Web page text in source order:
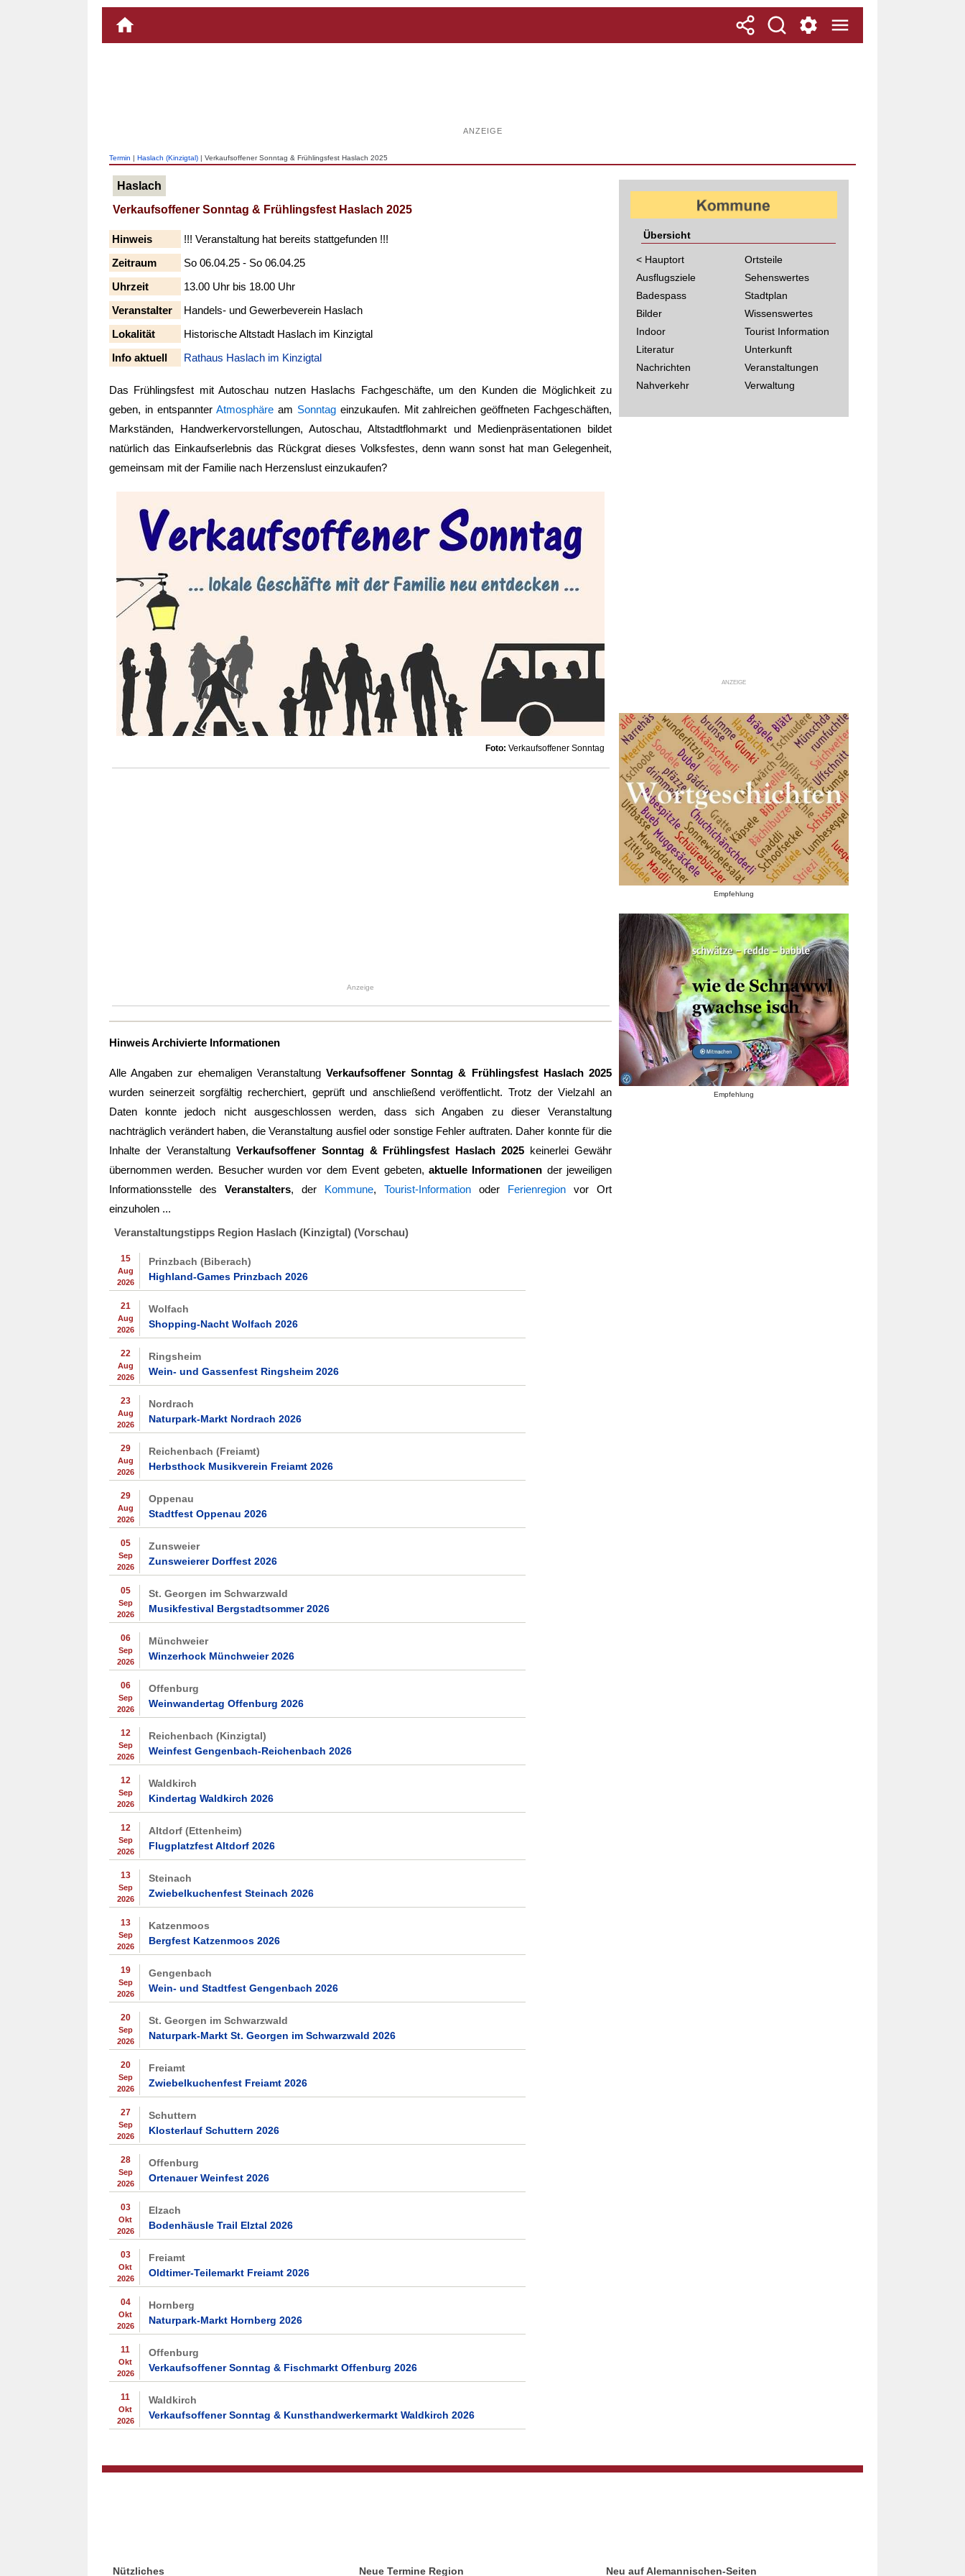
ANZEIGE
Termin | Haslach (Kinzigtal) | Verkaufsoffener Sonntag & Frühlingsfest Haslach 2025
Haslach
Verkaufsoffener Sonntag & Frühlingsfest Haslach 2025
Hinweis
!!! Veranstaltung hat bereits stattgefunden !!!
Zeitraum
So 06.04.25 - So 06.04.25
Uhrzeit
13.00 Uhr bis 18.00 Uhr
Veranstalter
Handels- und Gewerbeverein Haslach
Lokalität
Historische Altstadt Haslach im Kinzigtal
Info aktuell
Rathaus Haslach im Kinzigtal
Das Frühlingsfest mit Autoschau nutzen Haslachs Fachgeschäfte, um den Kunden die Möglichkeit zu
geben, in entspannterAtmosphäre am Sonntag einzukaufen. Mit zahlreichen geöffneten Fachgeschäften,
Markständen, Handwerkervorstellungen, Autoschau, Altstadtflohmarkt und Medienpräsentationen bildet
natürlich das Einkaufserlebnis das Rückgrat dieses Volksfestes, denn wann sonst hat man Gelegenheit,
gemeinsam mit der Familie nach Herzenslust einzukaufen?
Foto: Verkaufsoffener Sonntag
Anzeige
Hinweis Archivierte Informationen
Alle Angaben zur ehemaligen Veranstaltung Verkaufsoffener Sonntag & Frühlingsfest Haslach 2025
wurden seinerzeit sorgfältig recherchiert, geprüft und anschließend veröffentlicht. Trotz der Vielzahl an
Daten konnte jedoch nicht ausgeschlossen werden, dass sich Angaben zu dieser Veranstaltung
nachträglich verändert haben, die Veranstaltung ausfiel oder sonstige Fehler auftraten. Daher konnte für die
Inhalte der Veranstaltung Verkaufsoffener Sonntag & Frühlingsfest Haslach 2025 keinerlei Gewähr
übernommen werden. Besucher wurden vor dem Event gebeten, aktuelle Informationen der jeweiligen
Informationsstelle des Veranstalters, der Kommune, Tourist-Information oder Ferienregion vor Ort
einzuholen ...
Veranstaltungstipps Region Haslach (Kinzigtal) (Vorschau)
15
Aug
2026
Prinzbach (Biberach)
Highland-Games Prinzbach 2026
21
Aug
2026
Wolfach
Shopping-Nacht Wolfach 2026
22
Aug
2026
Ringsheim
Wein- und Gassenfest Ringsheim 2026
23
Aug
2026
Nordrach
Naturpark-Markt Nordrach 2026
29
Aug
2026
Reichenbach (Freiamt)
Herbsthock Musikverein Freiamt 2026
29
Aug
2026
Oppenau
Stadtfest Oppenau 2026
05
Sep
2026
Zunsweier
Zunsweierer Dorffest 2026
05
Sep
2026
St. Georgen im Schwarzwald
Musikfestival Bergstadtsommer 2026
06
Sep
2026
Münchweier
Winzerhock Münchweier 2026
06
Sep
2026
Offenburg
Weinwandertag Offenburg 2026
12
Sep
2026
Reichenbach (Kinzigtal)
Weinfest Gengenbach-Reichenbach 2026
12
Sep
2026
Waldkirch
Kindertag Waldkirch 2026
12
Sep
2026
Altdorf (Ettenheim)
Flugplatzfest Altdorf 2026
13
Sep
2026
Steinach
Zwiebelkuchenfest Steinach 2026
13
Sep
2026
Katzenmoos
Bergfest Katzenmoos 2026
19
Sep
2026
Gengenbach
Wein- und Stadtfest Gengenbach 2026
20
Sep
2026
St. Georgen im Schwarzwald
Naturpark-Markt St. Georgen im Schwarzwald 2026
20
Sep
2026
Freiamt
Zwiebelkuchenfest Freiamt 2026
27
Sep
2026
Schuttern
Klosterlauf Schuttern 2026
28
Sep
2026
Offenburg
Ortenauer Weinfest 2026
03
Okt
2026
Elzach
Bodenhäusle Trail Elztal 2026
03
Okt
2026
Freiamt
Oldtimer-Teilemarkt Freiamt 2026
04
Okt
2026
Hornberg
Naturpark-Markt Hornberg 2026
11
Okt
2026
Offenburg
Verkaufsoffener Sonntag & Fischmarkt Offenburg 2026
11
Okt
2026
Waldkirch
Verkaufsoffener Sonntag & Kunsthandwerkermarkt Waldkirch 2026
Übersicht
< Hauptort
Ausflugsziele
Badespass
Bilder
Indoor
Literatur
Nachrichten
Nahverkehr
Ortsteile
Sehenswertes
Stadtplan
Wissenswertes
Tourist Information
Unterkunft
Veranstaltungen
Verwaltung
ANZEIGE
Empfehlung
Empfehlung
Nützliches Neue Termine Region Neu auf Alemannischen-Seiten